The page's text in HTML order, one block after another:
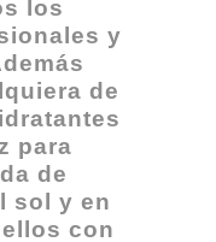
los
y
de
para
de
sol y en
con